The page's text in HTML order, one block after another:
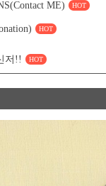
ME) HOT
HOT
저!! HOT